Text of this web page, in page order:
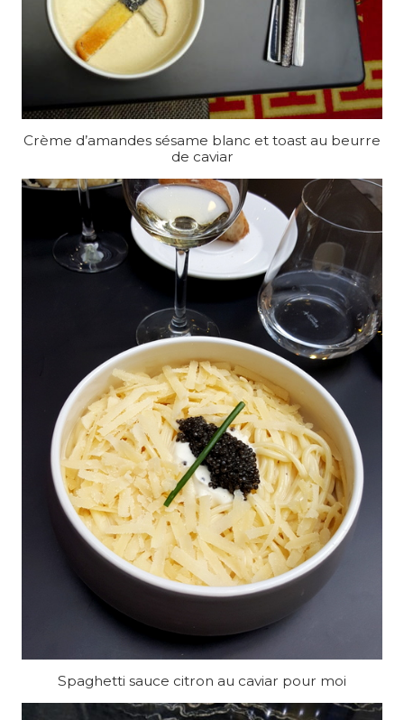
Crème d’amandes sésame blanc et toast au beurre
de caviar
Spaghetti sauce citron au caviar pour moi